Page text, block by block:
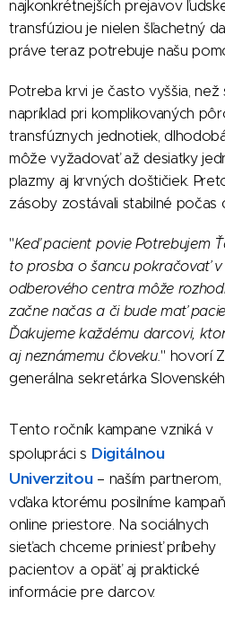
najkonkrétnejších prejavov
transfúziou je nielen šľachetný
práve teraz potrebuje našu
Potreba krvi je často vyššia, než
napríklad pri komplikovaných
transfúznych jednotiek,
môže vyžadovať až desiatky
plazmy aj krvných doštičiek.
zásoby zostávali stabilné počas
"Keď pacient povie ´Potrebujem
to prosba o šancu pokračovať
odberového centra môže
začne načas a či bude mať
Ďakujeme každému darcovi,
aj neznámemu človeku." hovorí
generálna sekretárka
Tento ročník kampane vzniká v
spolupráci s Digitálnou
Univerzitou – naším partnerom,
vďaka ktorému posilníme
online priestore. Na sociálnych
sieťach chceme priniesť príbehy
pacientov a opäť aj praktické
informácie pre darcov.